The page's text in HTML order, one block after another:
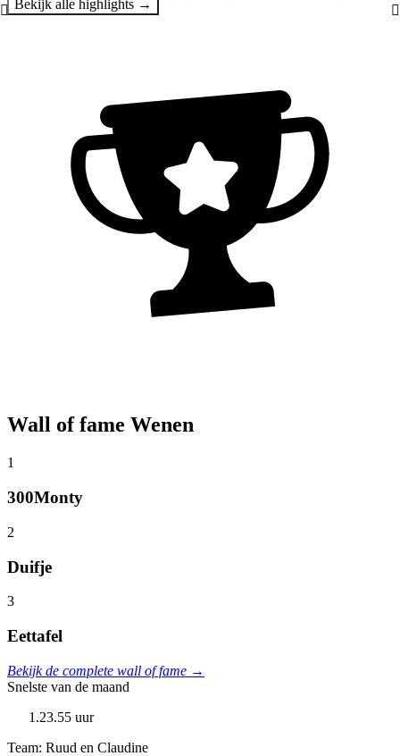
Bekijk alle highlights →
Wall of fame Wenen
1
300Monty
2
Duifje
3
Eettafel
Bekijk de complete wall of fame →
Snelste van de maand
1.23.55 uur
Team: Ruud en Claudine